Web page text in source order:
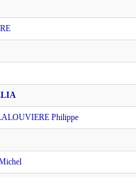
Philippe